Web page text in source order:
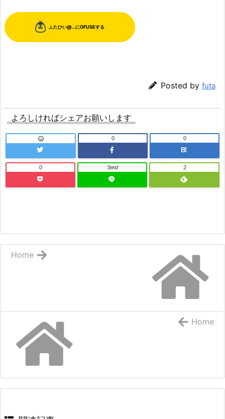
Posted by futa
よろしければシェアお願いします
0
B!
0
0 Send 2
Home
Home